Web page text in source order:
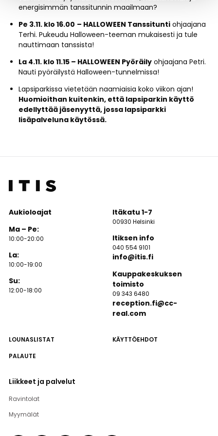
energisimmän tanssitunnin maailmaan?
Pe 3.11. klo 16.00 – HALLOWEEN Tanssituntiohjaajana
Terhi. Pukeudu Halloween-teeman mukaisesti ja tule
nauttimaan tanssista!
La 4.11. klo 11.15– HALLOWEEN Pyöräilyohjaajana Petri.
Nauti pyöräilystä Halloween-tunnelmissa!
Lapsiparkissa vietetään naamiaisia koko viikon ajan!
Huomioithan kuitenkin, että lapsiparkin käyttö
edellyttää jäsenyyttä, jossa lapsiparkki
lisäpalveluna käytössä.
LOUNASLISTAT
KÄYTTÖEHDOT
PALAUTE
Liikkeet ja palvelut
Ravintolat
Myymälät
Aukioloajat
Ma – Pe:
10:00-20:00
La:
10:00-19:00
Su:
12:00-18:00
Itäkatu 1-7
00930 Helsinki
Itiksen info
040 554 9101
info@itis.fi
Kauppakeskuksen
toimisto
09 343 6480
reception.fi@cc-
real.com